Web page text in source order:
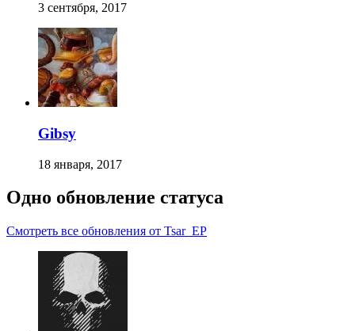
3 сентября, 2017
Gibsy
18 января, 2017
Одно обновление статуса
Смотреть все обновления от Tsar_EP